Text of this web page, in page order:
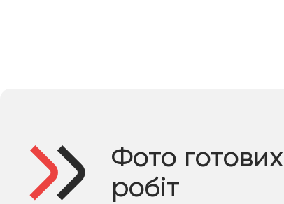
Фото готових
робіт